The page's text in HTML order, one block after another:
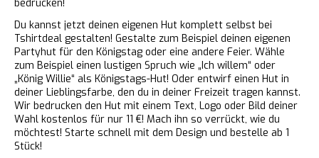
bedrucken!
Du kannst jetzt deinen eigenen Hut komplett selbst bei
Tshirtdeal gestalten! Gestalte zum Beispiel deinen eigenen
Partyhut für den Königstag oder eine andere Feier. Wähle
zum Beispiel einen lustigen Spruch wie „Ich willem“ oder
„König Willie“ als Königstags-Hut! Oder entwirf einen Hut in
deiner Lieblingsfarbe, den du in deiner Freizeit tragen kannst.
Wir bedrucken den Hut mit einem Text, Logo oder Bild deiner
Wahl kostenlos für nur 11 €! Mach ihn so verrückt, wie du
möchtest! Starte schnell mit dem Design und bestelle ab 1
Stück!